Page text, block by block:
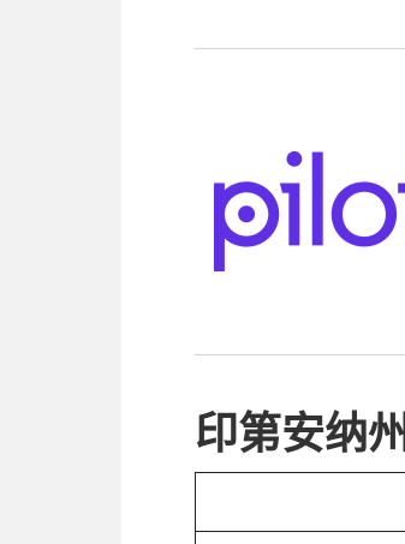
印第安纳